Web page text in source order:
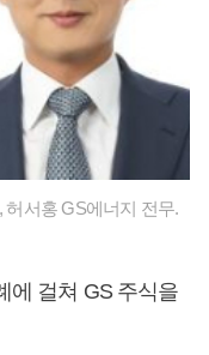
서홍 GS에너지 전무.
에 걸쳐 GS 주식을